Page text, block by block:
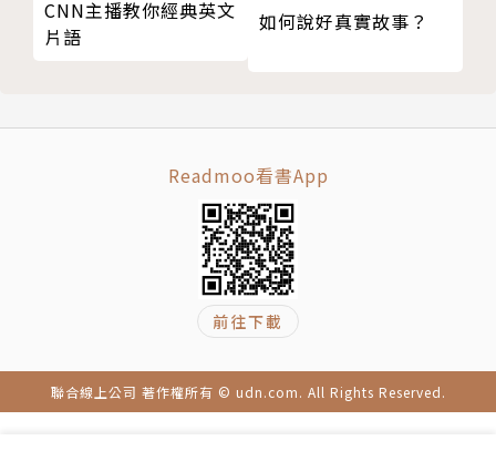
「主編開講」內容則豐富且多樣化，涵蓋了單字的用
法、來源、相關說明及資訊補充等。比如說：日本 31
「輻射」等。
除此之外也不乏輕鬆有趣的解說，如娛樂藝文常用的p
aparazzi「狗仔隊」這個字的來源，或是blockbuste
r「大製作鉅片」一字的原意及引申義，這些深入淺出
的說明能讓你背單字時增添字彙的故事性，更能有效幫
快將這本《CNN主播教你 老外最常用的英文單字》帶
回家，讓你閱讀例句，單字使用情境徹底理解，同義
CNN主播教你經典英文
片語
如何說好真實故事？
Readmoo看書App
前往下載
聯合線上公司 著作權所有 © udn.com. All Rights Reserved.